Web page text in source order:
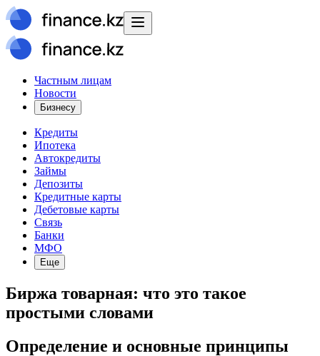
Частным лицам
Новости
Бизнесу
Кредиты
Ипотека
Автокредиты
Займы
Депозиты
Кредитные карты
Дебетовые карты
Связь
Банки
МФО
Еще
Биржа товарная: что это такое
простыми словами
Определение и основные принципы